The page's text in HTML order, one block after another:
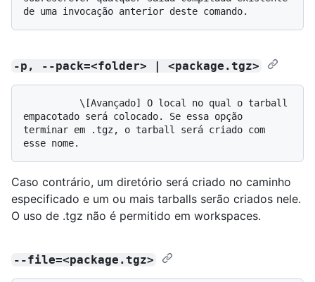
-p, --pack=<folder> | <package.tgz>
empacotado será colocado. Se essa opção
terminar em .tgz, o tarball será criado com
Caso contrário, um diretório será criado no caminho
especificado e um ou mais tarballs serão criados nele.
O uso de .tgz não é permitido em workspaces.
--file=<package.tgz>